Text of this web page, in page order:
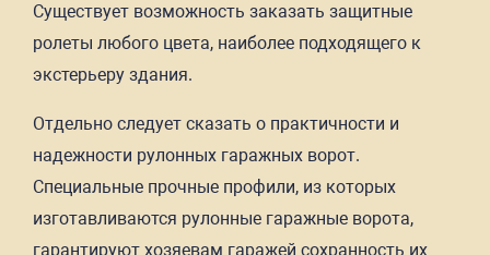
Существует возможность заказать защитные
ролеты любого цвета, наиболее подходящего к
экстерьеру здания.
Отдельно следует сказать о практичности и
надежности рулонных гаражных ворот.
Специальные прочные профили, из которых
изготавливаются рулонные гаражные ворота,
гарантируют хозяевам гаражей сохранность их